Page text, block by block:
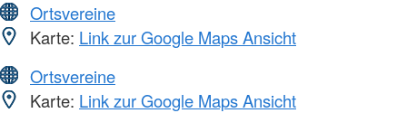
Ortsvereine
Karte: Link zur Google Maps Ansicht
Ortsvereine
Karte: Link zur Google Maps Ansicht